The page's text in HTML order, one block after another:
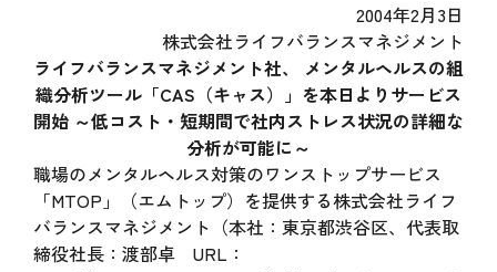
2004年2月3日
株式会社ライフバランスマネジメント
ライフバランスマネジメント社、 メンタルヘルスの組
織分析ツール「CAS（キャス）」を本日よりサービス
開始 ～低コスト・短期間で社内ストレス状況の詳細な
分析が可能に～
職場のメンタルヘルス対策のワンストップサービス
「MTOP」（エムトップ）を提供する株式会社ライフ
バランスマネジメント（本社：東京都渋谷区、代表取
締役社長：渡部卓 URL：